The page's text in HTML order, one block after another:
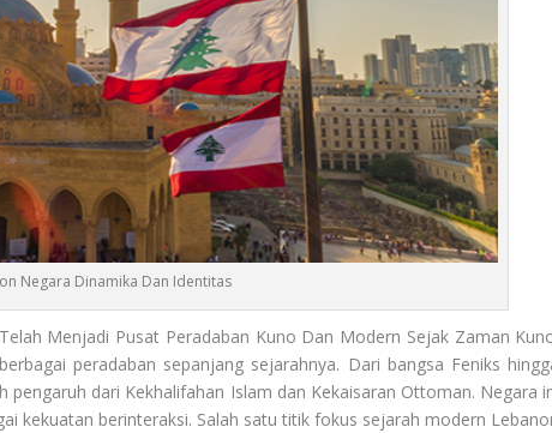
Negara Dinamika Dan Identitas
Menjadi Pusat Peradaban Kuno Dan Modern Sejak Zaman
peradaban sepanjang sejarahnya. Dari bangsa Feniks
dari Kekhalifahan Islam dan Kekaisaran Ottoman. Negara
kekuatan berinteraksi. Salah satu titik fokus sejarah modern